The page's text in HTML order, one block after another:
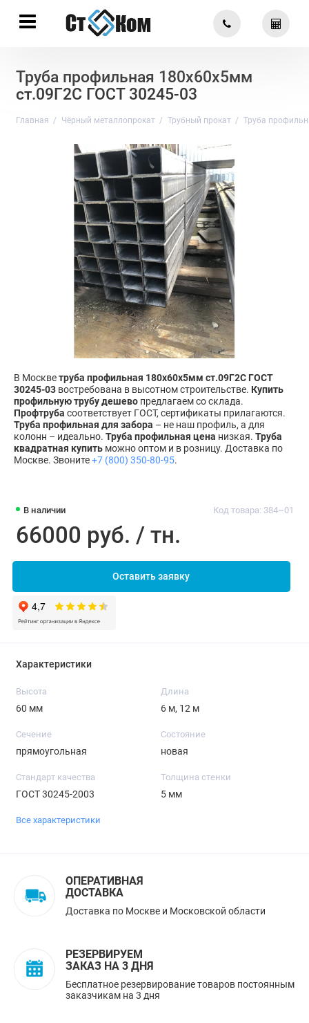
Труба профильная 180х60х5мм
ст.09Г2С ГОСТ 30245-03
Главная Чёрный металлопрокат Трубный прокат Труба
В наличии Код товара: 384~01
66000 руб. / тн.
Оставить заявку
В Москветруба профильная 180х60х5мм ст.09Г2С ГОСТ
30245-03 востребована в высотном строительстве. Купить
профильную трубу дешево предлагаем со склада.
Профтруба соответствует ГОСТ, сертификаты прилагаются.
Труба профильная для забора – не наш профиль, а для
колонн – идеально. Труба профильная цена низкая. Труба
квадратная купить можно оптом и в розницу. Доставка по
Москве. Звоните+7 (800) 350-80-95.
Характеристики
Высота
60 мм
Длина
6 м, 12 м
Сечение
прямоугольная
Состояние
новая
Стандарт качества
ГОСТ 30245-2003
Толщина стенки
5 мм
Все характеристики
ОПЕРАТИВНАЯ
ДОСТАВКА
Доставка по Москве и Московской области
РЕЗЕРВИРУЕМ
ЗАКАЗ НА 3 ДНЯ
Бесплатное резервирование товаров постоянным
заказчикам на 3 дня